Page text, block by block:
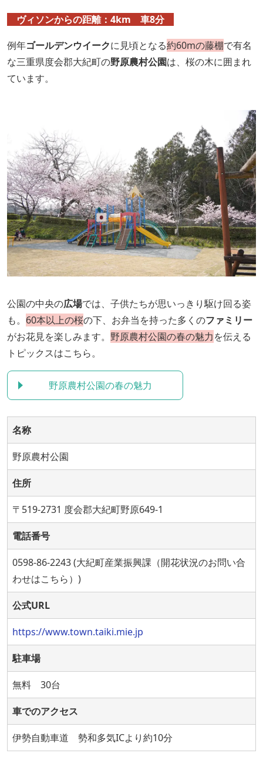
ヴィソンからの距離：4km 車8分
例年ゴールデンウイークに見頃となる約60mの藤棚で有名
な三重県度会郡大紀町の野原農村公園は、桜の木に囲まれ
ています。
公園の中央の広場では、子供たちが思いっきり駆け回る姿
も。 60本以上の桜の下、お弁当を持った多くのファミリー
がお花見を楽しみます。 野原農村公園の春の魅力を伝える
トピックスはこちら。
野原農村公園の春の魅力
名称
野原農村公園
住所
〒519-2731 度会郡大紀町野原649-1
電話番号
0598-86-2243 (大紀町産業振興課（開花状況のお問い合
わせはこちら）)
公式URL
https://www.town.taiki.mie.jp
駐車場
無料 30台
車でのアクセス
伊勢自動車道 勢和多気ICより約10分